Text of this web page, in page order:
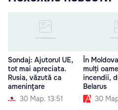
Sondaj: Ajutorul UE,
tot mai apreciata.
Rusia, văzută ca
ameninţare
30 Мар. 13:51
În
mulți
incendii,
Belarus
30